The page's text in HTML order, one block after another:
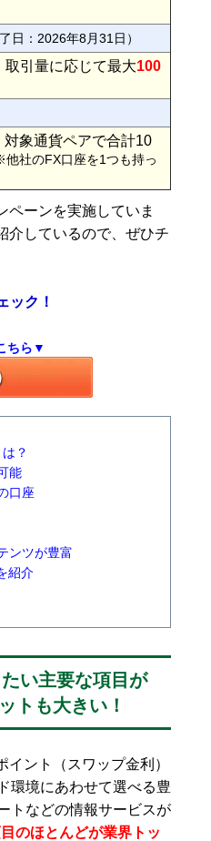
了日：2026年8月31日）
引量に応じて最大100
象通貨ペアで合計10
他社のFX口座を1つも持っ
ーンを実施していま
介しているので、ぜひチ
ック！
ちら▼
？
能
口座
ンツが豊富
紹介
い主要な項目が
トも大きい！
ント（スワップ金利）
環境にあわせて選べる豊
トなどの情報サービスが
のほとんどが業界トッ